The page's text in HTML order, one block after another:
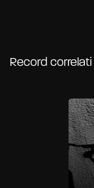
Record correlati